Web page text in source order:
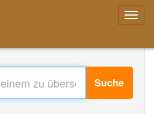
Suche